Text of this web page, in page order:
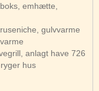
emhætte,
gulvvarme
anlagt have 726
hus